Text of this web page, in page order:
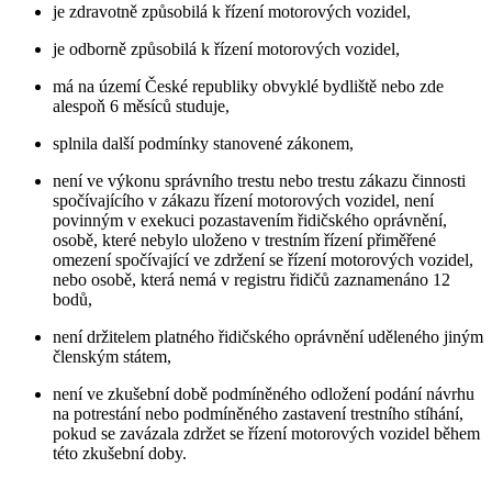
je zdravotně způsobilá k řízení motorových vozidel,
je odborně způsobilá k řízení motorových vozidel,
má na území České republiky obvyklé bydliště nebo zde
alespoň 6 měsíců studuje,
splnila další podmínky stanovené zákonem,
není ve výkonu správního trestu nebo trestu zákazu činnosti
spočívajícího v zákazu řízení motorových vozidel, není
povinným v exekuci pozastavením řidičského oprávnění,
osobě, které nebylo uloženo v trestním řízení přiměřené
omezení spočívající ve zdržení se řízení motorových vozidel,
nebo osobě, která nemá v registru řidičů zaznamenáno 12
bodů,
není držitelem platného řidičského oprávnění uděleného jiným
členským státem,
není ve zkušební době podmíněného odložení podání návrhu
na potrestání nebo podmíněného zastavení trestního stíhání,
pokud se zavázala zdržet se řízení motorových vozidel během
této zkušební doby.